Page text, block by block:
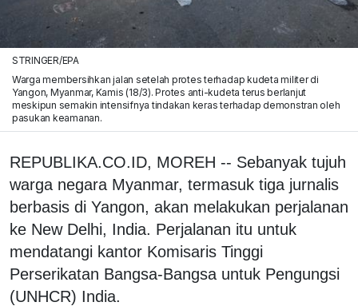
STRINGER/EPA
Warga membersihkan jalan setelah protes terhadap kudeta militer di
Yangon, Myanmar, Kamis (18/3). Protes anti-kudeta terus berlanjut
meskipun semakin intensifnya tindakan keras terhadap demonstran oleh
pasukan keamanan.
REPUBLIKA.CO.ID, MOREH -- Sebanyak tujuh
warga negara Myanmar, termasuk tiga jurnalis
berbasis di Yangon, akan melakukan perjalanan
ke New Delhi, India. Perjalanan itu untuk
mendatangi kantor Komisaris Tinggi
Perserikatan Bangsa-Bangsa untuk Pengungsi
(UNHCR) India.